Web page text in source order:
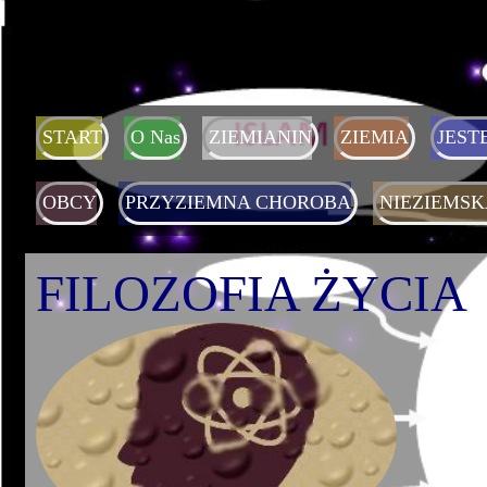
START O Nas ZIEMIANIN ZIEMIA
OBCY PRZYZIEMNA CHOROBA
FILOZOFIA ŻYCIA